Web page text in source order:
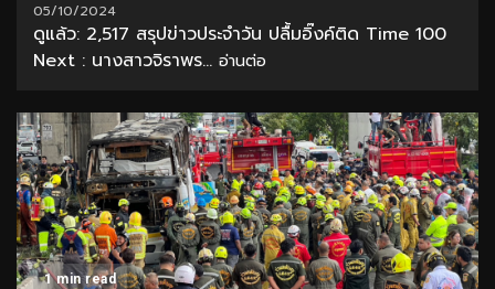
05/10/2024
ดูแล้ว: 2,517 สรุปข่าวประจำวัน ปลื้มอิ๊งค์ติด Time 100
Next : นางสาวจิราพร... อ่านต่อ
1 min read